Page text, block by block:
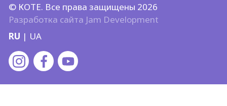
© КОТЕ. Все права защищены 2026
Разработка сайта Jam Development
RU | UA